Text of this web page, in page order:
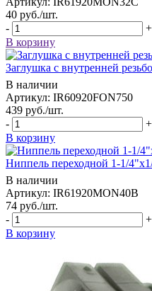
40 руб./шт.
-
+
В корзину
Заглушка с внутренней
В наличии
Артикул: IR60920FON750
439 руб./шт.
-
+
В корзину
Ниппель переходной 1-1/
В наличии
Артикул: IR61920MON40B
74 руб./шт.
-
+
В корзину